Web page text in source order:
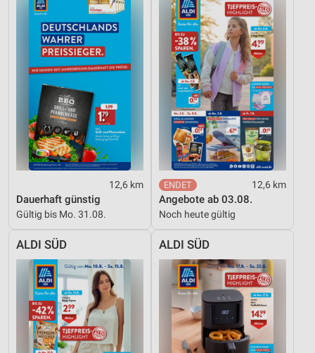
12,6 km
Dauerhaft günstig
Gültig bis Mo. 31.08.
12,6 km
Angebote ab 03.08.
Noch heute gültig
ALDI SÜD ALDI SÜD